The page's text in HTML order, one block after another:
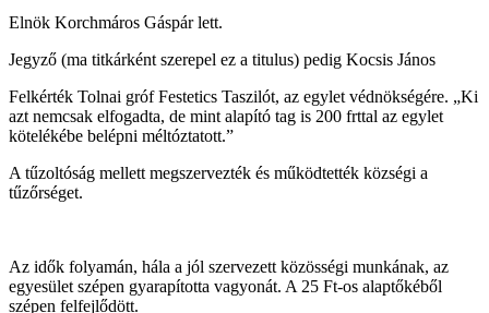
Elnök Korchmáros Gáspár lett.
Jegyző (ma titkárként szerepel ez a titulus) pedig Kocsis János
Felkérték Tolnai gróf Festetics Taszilót, az egylet védnökségére. „Ki
azt nemcsak elfogadta, de mint alapító tag is 200 frttal az egylet
kötelékébe belépni méltóztatott.”
A tűzoltóság mellett megszervezték és működtették községi a
tűzőrséget.
Az idők folyamán, hála a jól szervezett közösségi munkának, az
egyesület szépen gyarapította vagyonát. A 25 Ft-os alaptőkéből
szépen felfejlődött.